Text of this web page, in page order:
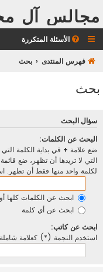
مجالس آل
الأسئلة المتكررة
فهرس المنتدى بحث
بحث
سؤال البحث
البحث عن الكلمات:
ضع علامة + في بداية الكلمة
التي لا تريدها أن تظهر، ضع
لكلمة واحد منها فقط أن تظهر.
ابحث عن الكلمات كلها
ابحث عن أي كلمة
ابحث عن كاتب:
استخدم النجمة (*) كعلامة شاملة